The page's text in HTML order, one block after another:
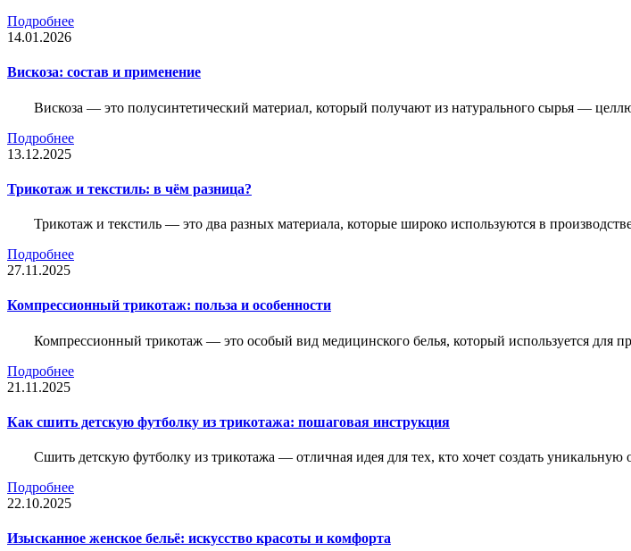
Подробнее
14.01.2026
Вискоза: состав и применение
Вискоза — это полусинтетический материал, который получают из натурального сырья —
Подробнее
13.12.2025
Трикотаж и текстиль: в чём разница?
Трикотаж и текстиль — это два разных материала, которые широко используются в
Подробнее
27.11.2025
Компрессионный трикотаж: польза и особенности
Компрессионный трикотаж — это особый вид медицинского белья, который используется для
Подробнее
21.11.2025
Как сшить детскую футболку из трикотажа: пошаговая инструкция
Сшить детскую футболку из трикотажа — отличная идея для тех, кто хочет создать уникальную
Подробнее
22.10.2025
Изысканное женское бельё: искусство красоты и комфорта